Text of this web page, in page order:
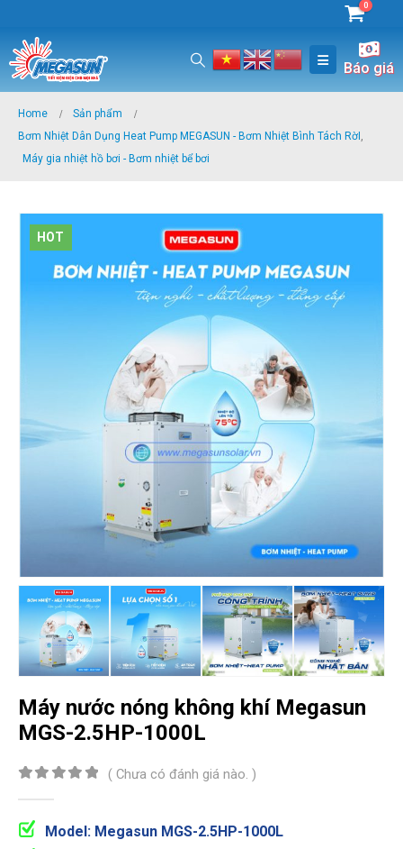
0
Báo giá
Home
Sản phẩm
Bơm Nhiệt Dân Dụng Heat Pump MEGASUN - Bơm Nhiệt Bình Tách RờI ,
Máy gia nhiệt hồ bơi - Bơm nhiệt bể bơi
HOT
Máy nước nóng không khí Megasun
MGS-2.5HP-1000L
( Chưa có đánh giá nào. )
Model: Megasun MGS-2.5HP-1000L